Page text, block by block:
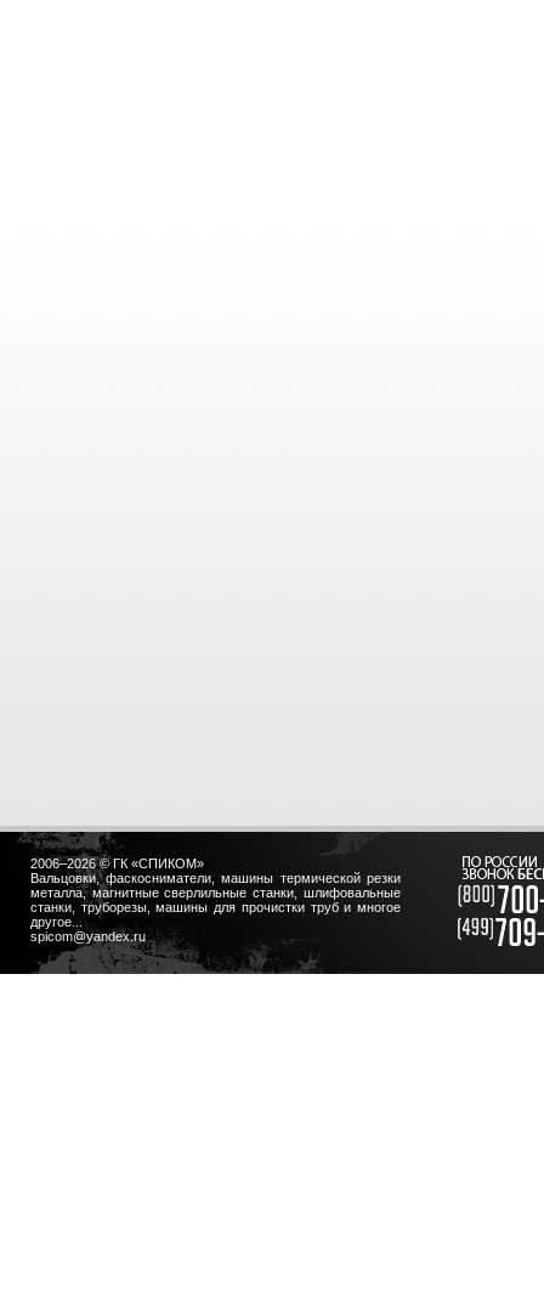
2006–2026 © ГК «СПИКОМ»
Вальцовки, фаскосниматели, машины термической резки
металла, магнитные сверлильные станки, шлифовальные
станки, труборезы, машины для прочистки труб и многое
другое...
spicom@yandex.ru